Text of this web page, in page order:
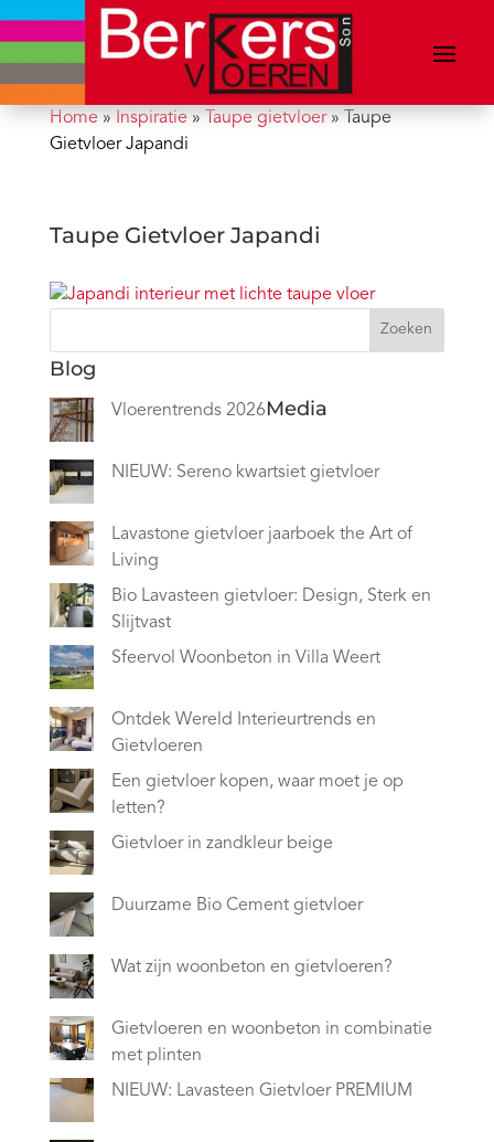
Home» Inspiratie» Taupe gietvloer» Taupe
Gietvloer Japandi
Taupe Gietvloer Japandi
Zoeken
Blog
Vloerentrends 2026
NIEUW: Sereno kwartsiet gietvloer
Lavastone gietvloer jaarboek the Art of
Living
Bio Lavasteen gietvloer: Design, Sterk en
Slijtvast
Sfeervol Woonbeton in Villa Weert
Ontdek Wereld Interieurtrends en
Gietvloeren
Een gietvloer kopen, waar moet je op
letten?
Gietvloer in zandkleur beige
Duurzame Bio Cement gietvloer
Wat zijn woonbeton en gietvloeren?
Gietvloeren en woonbeton in combinatie
met plinten
NIEUW: Lavasteen Gietvloer PREMIUM
Media